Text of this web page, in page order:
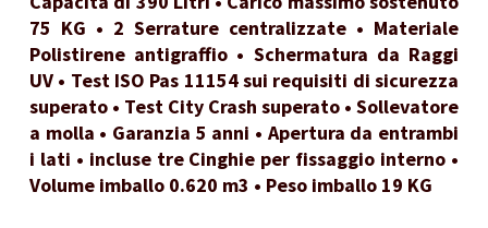
75 KG • 2 Serrature centralizzate • Materiale
Polistirene antigraffio • Schermatura da Raggi
UV • Test ISO Pas 11154 sui requisiti di sicurezza
superato • Test City Crash superato • Sollevatore
a molla • Garanzia 5 anni • Apertura da entrambi
i lati • incluse tre Cinghie per fissaggio interno •
Volume imballo 0.620 m3 • Peso imballo 19 KG